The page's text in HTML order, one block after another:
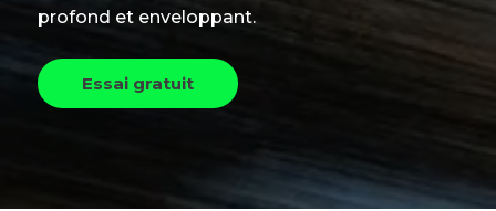
profond et enveloppant.
Essai gratuit